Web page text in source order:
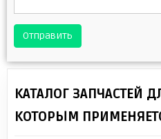
Отправить
КАТАЛОГ ЗАПЧАСТЕЙ
КОТОРЫМ